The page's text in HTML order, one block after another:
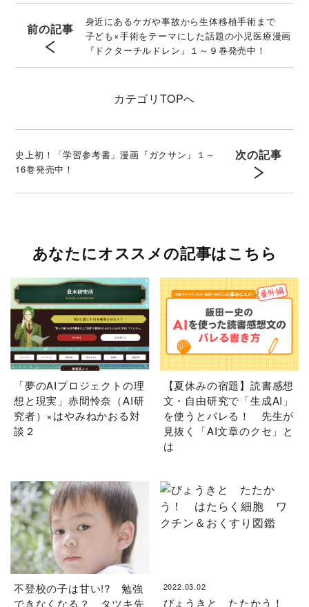
前の記事
身近にあるケガや事故から生体移植手術まで
子ども×手術をテーマにした話題の小児医療漫画
『ドクターチルドレン』１～９巻発売中！
カテゴリ TOPへ
史上初！「学習参考書」漫画『ガクサン』１～
16巻発売中！
次の記事
あなたにオススメの記事はこちら
「夢のAIプロジェクトの理
想と現実」赤間怜奈（AI研
究者）×はやみねかおる対
談２
【夏休みの宿題】読書感想
文・自由研究で「生成AI」
を使うとバレる！ 先生が
見抜く「AI文章のクセ」と
は
不登校の子は甘い!? 勉強
できなくなる？ タツキ先
2022.03.02
びょうきと たたかう！